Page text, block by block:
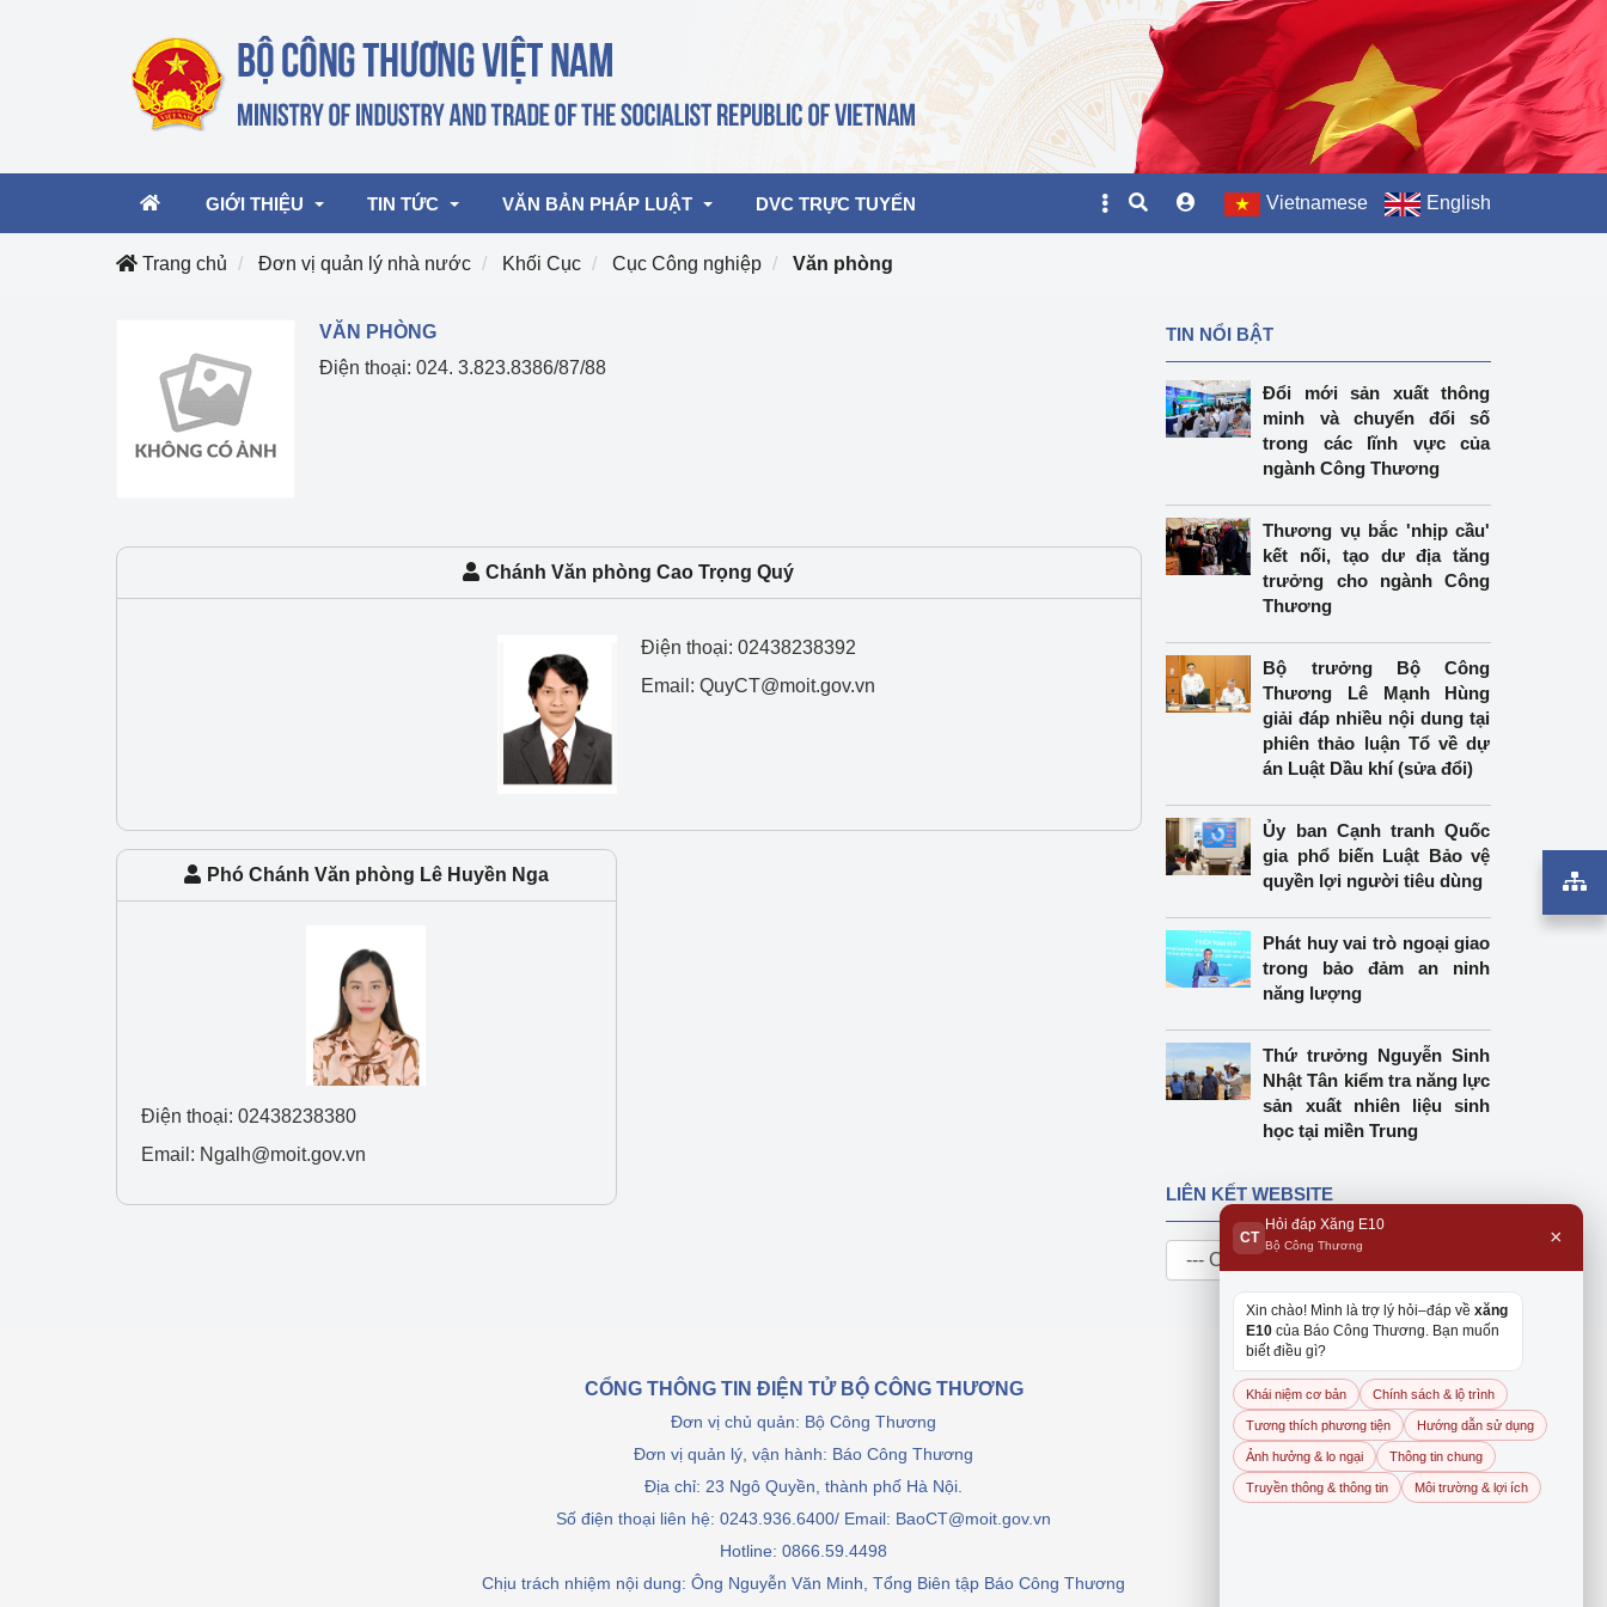
GIỚI THIỆU
Chức năng nhiệm vụ
Cơ cấu tổ chức
TIN TỨC
Hoạt động
Giải thưởng Công nghiệp, Thương
Công Thương - Công luận
Họp báo
Thông cáo báo chí
Điểm báo
Chuyển đổi số
Bản tin Thị trường Nông Lâm Thủy sản
Phát triển nguồn nhân lực
Tổ chức kiểm định kỹ thuật an toàn lao
động thuộc thẩm quyền quản lý của
nghiệp vụ kiểm định kỹ thuật an toàn
Tái cơ cấu ngành Công Thương
Quản lý thị trường
Sử dụng năng lượng tiết kiệm và
hiệu quả
Văn bản về môi trường
Đọc báo giúp bạn
Khu vực miền Bắc
Khu vực miền Trung
Khu vực miền Nam
Hiệp định EVFTA
Thị trường châu Á – châu Phi
Thị trường châu Âu – châu Mỹ
Ngành Công Thương đưa nghị quyết
VĂN BẢN PHÁP LUẬT
Văn bản điều hành
DVC TRỰC TUYẾN Vietnamese English
Trang chủ Đơn vị quản lý nhà nước Khối Cục Cục Công nghiệp Văn phòng
VĂN PHÒNG
Điện thoại: 024. 3.823.8386/87/88
Chánh Văn phòng Cao Trọng Quý
Điện thoại: 02438238392
Email: QuyCT@moit.gov.vn
Phó Chánh Văn phòng Lê Huyền Nga
Điện thoại: 02438238380
Email: Ngalh@moit.gov.vn
TIN NỔI BẬT
Đổi mới sản xuất thông
minh và chuyển đổi số
trong các lĩnh vực của
ngành Công Thương
Thương vụ bắc 'nhịp cầu'
kết nối, tạo dư địa tăng
trưởng cho ngành Công
Thương
Bộ trưởng Bộ Công
Thương Lê Mạnh Hùng
giải đáp nhiều nội dung tại
phiên thảo luận Tổ về dự
án Luật Dầu khí (sửa đổi)
Ủy ban Cạnh tranh Quốc
gia phổ biến Luật Bảo vệ
quyền lợi người tiêu dùng
Phát huy vai trò ngoại giao
trong bảo đảm an ninh
năng lượng
Thứ trưởng Nguyễn Sinh
Nhật Tân kiểm tra năng lực
sản xuất nhiên liệu sinh
học tại miền Trung
LIÊN KẾT WEBSITE
CỔNG THÔNG TIN ĐIỆN TỬ BỘ CÔNG THƯƠNG
Đơn vị chủ quản: Bộ Công Thương
Đơn vị quản lý, vận hành: Báo Công Thương
Địa chỉ: 23 Ngô Quyền, thành phố Hà Nội.
Số điện thoại liên hệ: 0243.936.6400/ Email: BaoCT@moit.gov.vn
Hotline: 0866.59.4498
Chịu trách nhiệm nội dung: Ông Nguyễn Văn Minh, Tổng Biên tập Báo Công Thương
CT
Hỏi đáp Xăng E10
Bộ Công Thương ×
Xin chào! Mình là trợ lý hỏi–đáp về xăng
E10 của Báo Công Thương. Bạn muốn
biết điều gì?
Khái niệm cơ bản Chính sách & lộ trình
Tương thích phương tiện Hướng dẫn sử dụng
Ảnh hưởng & lo ngại Thông tin chung
Truyền thông & thông tin Môi trường & lợi ích